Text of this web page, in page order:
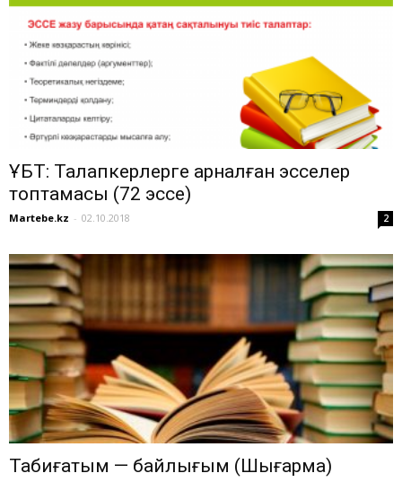
ҰБТ: Талапкерлерге арналған эсселер
топтамасы (72 эссе)
Martebe.kz - 02.10.2018 2
Табиғатым — байлығым (Шығарма)